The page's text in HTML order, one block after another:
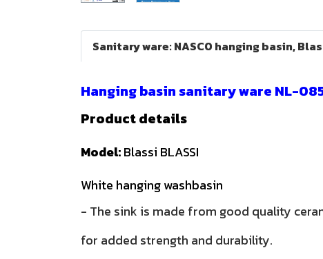
Sanitary ware: NASCO hanging basin,
Hanging basin sanitary ware NL-
Product details
Model:Blassi BLASSI
White hanging washbasin
- The sink is made from good quality
for added strength and durability.